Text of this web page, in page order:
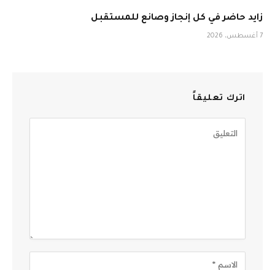
زايد حاضر في كل إنجاز وصانع للمستقبل
7 أغسطس، 2026
اترك تعليقاً